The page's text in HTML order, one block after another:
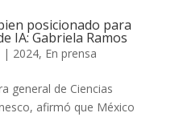
posicionado para
IA: Gabriela Ramos
| 2024, En prensa
general de Ciencias
afirmó que México